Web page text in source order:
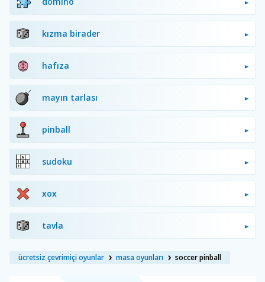
kızma birader
hafıza
mayın tarlası
pinball
sudoku
xox
tavla
ücretsiz çevrimiçi oyunlar masa oyunları soccer pinball